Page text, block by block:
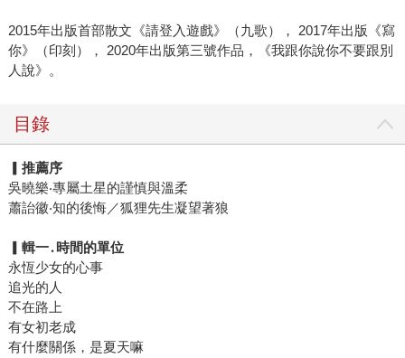
2015年出版首部散文《請登入遊戲》（九歌）， 2017年出版《寫
你》（印刻）， 2020年出版第三號作品，《我跟你說你不要跟別
人說》。
目錄
推薦序
吳曉樂‧專屬土星的謹慎與溫柔
蕭詒徽‧知的後悔／狐狸先生凝望著狼
輯一․時間的單位
永恆少女的心事
追光的人
不在路上
有女初老成
有什麼關係，是夏天嘛